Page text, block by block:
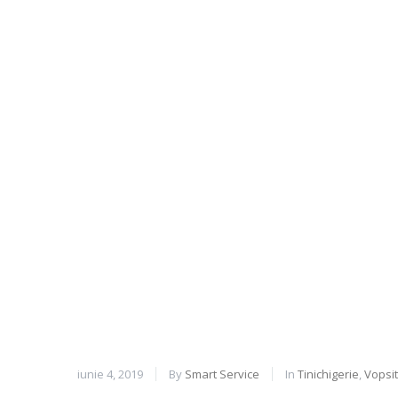
iunie 4, 2019 By Smart Service In Tinichigerie,